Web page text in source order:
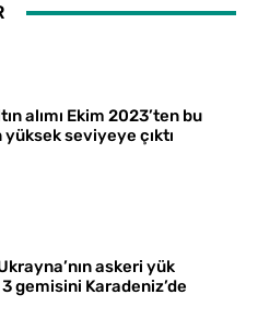
alımı Ekim 2023’ten bu
yüksek seviyeye çıktı
askeri yük
gemisini Karadeniz’de